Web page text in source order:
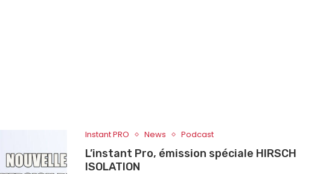
Instant PRO News Podcast
L’instant Pro, émission spéciale HIRSCH
ISOLATION